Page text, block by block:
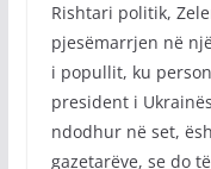
Rishtari politik,
pjesëmarrjen në
i popullit, ku
president i
ndodhur në set,
gazetarëve, se do